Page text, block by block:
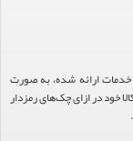
خدمات ارائه شده، به صورت
خود در ازای چک‌های رمزدار